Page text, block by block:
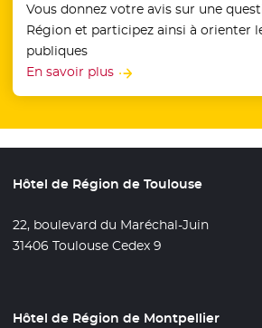
Vous donnez votre avis sur une
Région et participez ainsi à orienter
publiques
En savoir plus
Hôtel de Région de Toulouse
22, boulevard du Maréchal-Juin
31406 Toulouse Cedex 9
Hôtel de Région de Montpellier